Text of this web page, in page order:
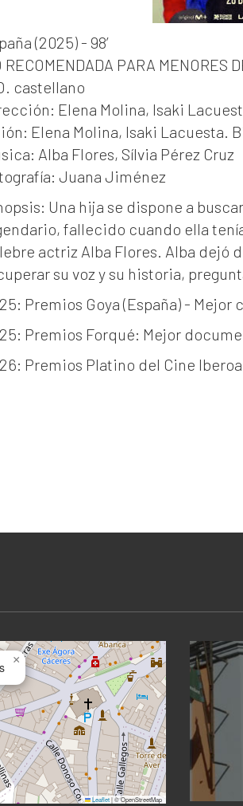
(2025) - 98’
RECOMENDADA PARA MENORES
castellano
Elena Molina, Isaki
Elena Molina, Isaki Lacuesta.
Alba Flores, Sílvia Pérez Cruz
Juana Jiménez
Una hija se dispone a
fallecido cuando ella
actriz Alba Flores. Alba dejó
su voz y su historia,
Premios Goya (España) -
Premios Forqué: Mejor
Premios Platino del Cine
×
Leaflet|© OpenStreetMap